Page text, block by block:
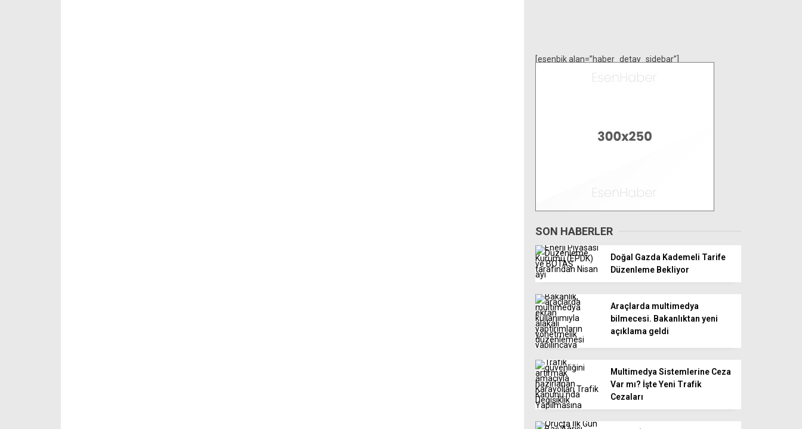
[esenbik alan=”haber_detay_sidebar”]
SON HABERLER
Doğal Gazda Kademeli Tarife
Düzenleme Bekliyor
Araçlarda multimedya
bilmecesi. Bakanlıktan yeni
açıklama geldi
Multimedya Sistemlerine Ceza
Var mı? İşte Yeni Trafik
Cezaları